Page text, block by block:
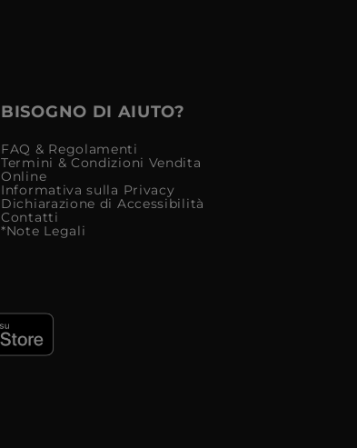
BISOGNO DI AIUTO?
FAQ & Regolamenti
Termini & Condizioni Vendita
Online
Informativa sulla Privacy
Dichiarazione di Accessibilità
Contatti
*Note Legali